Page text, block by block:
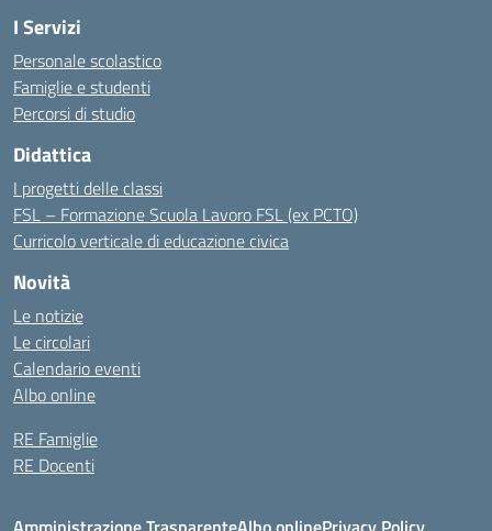
I Servizi
Personale scolastico
Famiglie e studenti
Percorsi di studio
Didattica
I progetti delle classi
FSL – Formazione Scuola Lavoro FSL (ex PCTO)
Curricolo verticale di educazione civica
Novità
Le notizie
Le circolari
Calendario eventi
Albo online
RE Famiglie
RE Docenti